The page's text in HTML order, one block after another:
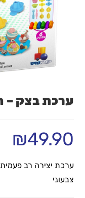
ערכת בצק –
₪49.90
ערכת יצירה רב פעמית
צבעוני